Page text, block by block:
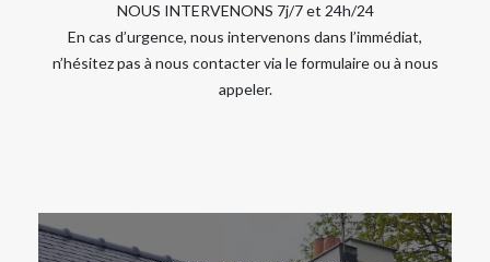
NOUS INTERVENONS 7j/7 et 24h/24
En cas d’urgence, nous intervenons dans l’immédiat,
n’hésitez pas à nous contacter via le formulaire ou à nous
appeler.